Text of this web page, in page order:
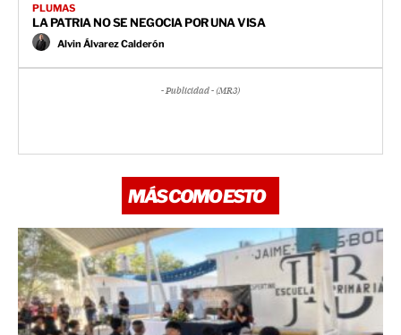
PLUMAS
LA PATRIA NO SE NEGOCIA POR UNA VISA
Alvin Álvarez Calderón
- Publicidad - (MR3)
MÁS COMO ESTO